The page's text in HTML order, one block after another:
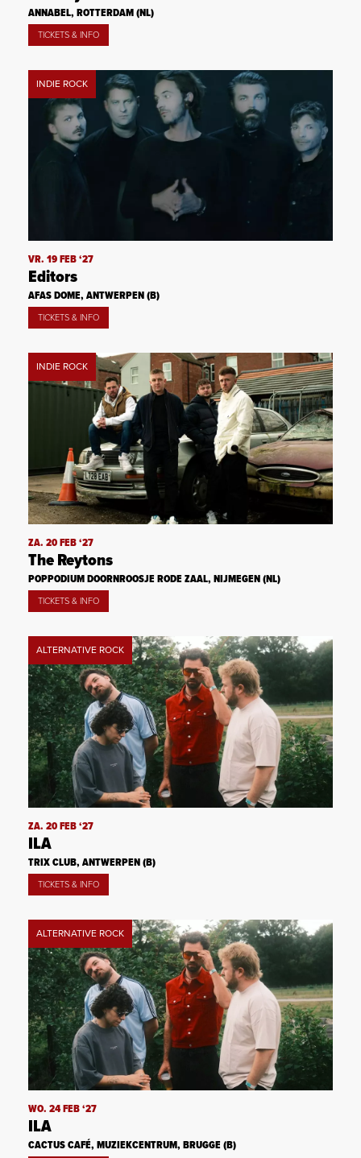
ANNABEL, ROTTERDAM (NL)
TICKETS & INFO
INDIE ROCK
VR. 19 FEB ‘27
Editors
AFAS DOME, ANTWERPEN (B)
TICKETS & INFO
INDIE ROCK
ZA. 20 FEB ‘27
The Reytons
POPPODIUM DOORNROOSJE RODE ZAAL, NIJMEGEN (NL)
TICKETS & INFO
ALTERNATIVE ROCK
ZA. 20 FEB ‘27
ILA
TRIX CLUB, ANTWERPEN (B)
TICKETS & INFO
ALTERNATIVE ROCK
WO. 24 FEB ‘27
ILA
CACTUS CAFÉ, MUZIEKCENTRUM, BRUGGE (B)